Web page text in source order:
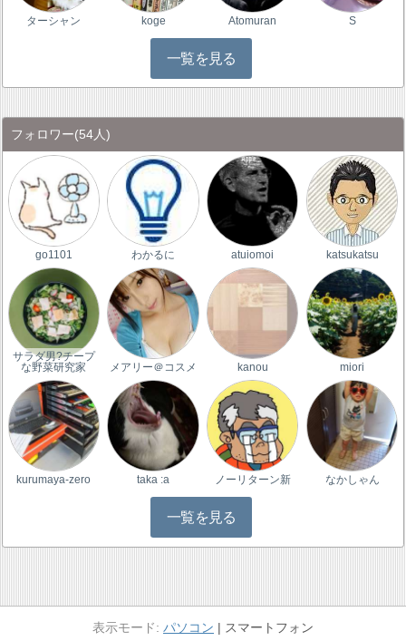
ターシャン koge Atomuran S
一覧を見る
フォロワー(54人)
go1101 わかるに atuiomoi katsukatsu
サラダ男?チープ
な野菜研究家
メアリー＠コスメ kanou miori
kurumaya-zero taka :a ノーリターン新 なかしゃん
一覧を見る
パソコン スマートフォン